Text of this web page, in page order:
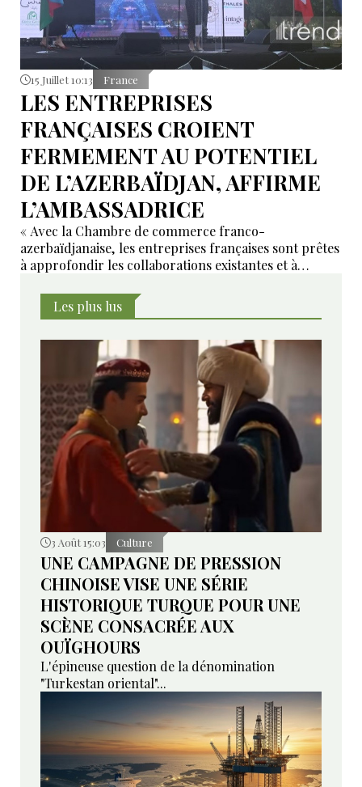
15 Juillet 10:13 France
LES ENTREPRISES
FRANÇAISES CROIENT
FERMEMENT AU POTENTIEL
DE L’AZERBAÏDJAN, AFFIRME
L’AMBASSADRICE
« Avec la Chambre de commerce franco-
azerbaïdjanaise, les entreprises françaises sont prêtes
à approfondir les collaborations existantes et à
Les plus lus
3 Août 15:03 Culture
UNE CAMPAGNE DE PRESSION
CHINOISE VISE UNE SÉRIE
HISTORIQUE TURQUE POUR UNE
SCÈNE CONSACRÉE AUX
OUÏGHOURS
L'épineuse question de la dénomination
"Turkestan oriental"...